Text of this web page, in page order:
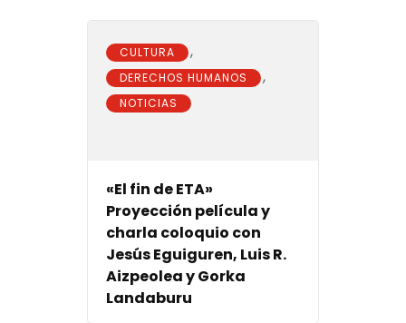
CULTURA ,
DERECHOS HUMANOS ,
NOTICIAS
«El fin de ETA»
Proyección película y
charla coloquio con
Jesús Eguiguren, Luis R.
Aizpeolea y Gorka
Landaburu